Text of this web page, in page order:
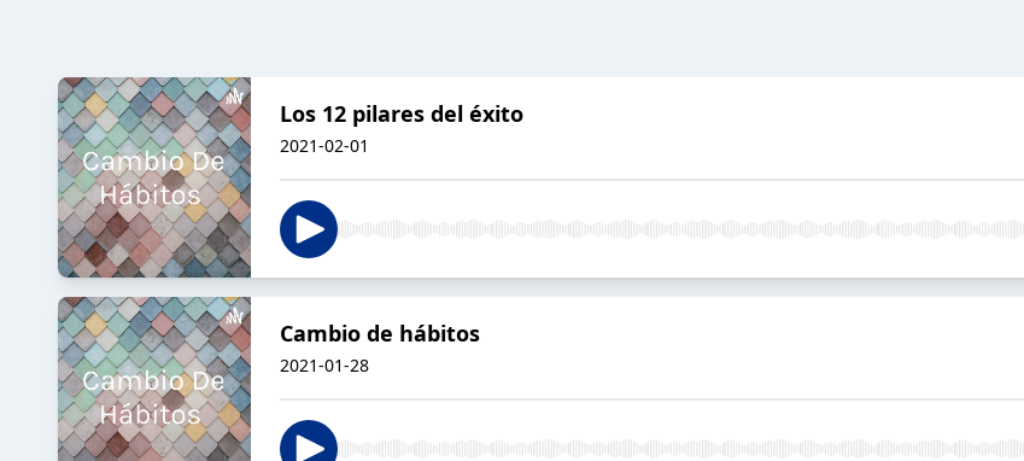
Los 12 pilares del éxito
2021-02-01
Cambio de hábitos
2021-01-28